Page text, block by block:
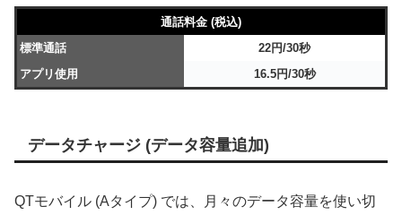
通話料金 (税込)
標準通話
22円/30秒
アプリ使用
16.5円/30秒
データチャージ (データ容量追加)
QTモバイル (Aタイプ) では、月々のデータ容量を使い切